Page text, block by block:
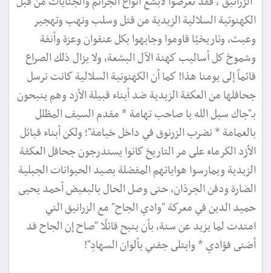
الكهنوتية السلالية الزيدية من قتل وسلب ونهب وتهجير
وعبث، وتاريخيًا قاوموا وجابهوا بكل عنفوان وعزة وأنفة
وشموخ كل أساليب كهنة الآل البشعة، ولا يزال ذلك الصراع
قائماً إلى يومنا هذا! كما أن الكهنوتية السلالية كانت ترسل
جحافلها من العكفة الزيدية ضد أبناء قبيلة الأزد وهم ينبحون
بـ"جاك سيل الله يا صاحب تهامة * مقدم السيف المظلل
بالغمامة * نضرب الزرنوق في داخل خيامهَ"؛ ولكن أبناء قبائل
الأزد الكرماء على مر التاريخ كانوا يستدرجون جحافل العكفة
الزيدية ويمارسوا هواياتهم المفضلة بصيد الحيوانات الجبلية
الضارة ودفن الجرذان، حتى وصل الحال بالبغيض أحمد يحيى
حميد الدين في معركة "وادي الجاح" مع الزرانيق التي
امتدت لما يزيد عن سنة، بأن ينبح قائلًا "صاح إن الجاح قد
أضنى فؤادي * وابتلى جفني بألوان السهادِ"!